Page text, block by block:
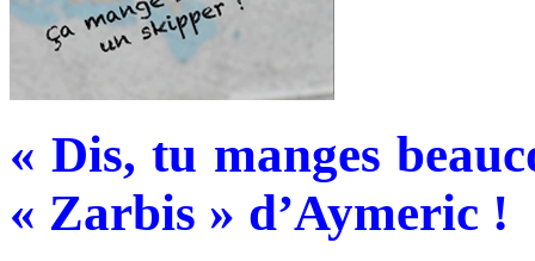
« Dis, tu manges
« Zarbis » d’Aymeric !